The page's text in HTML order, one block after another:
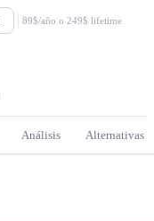
89$/año o 249$ lifetime
Análisis Alternativas